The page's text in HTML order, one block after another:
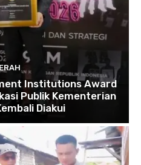
Institutions Award
Publik Kementerian
Diakui